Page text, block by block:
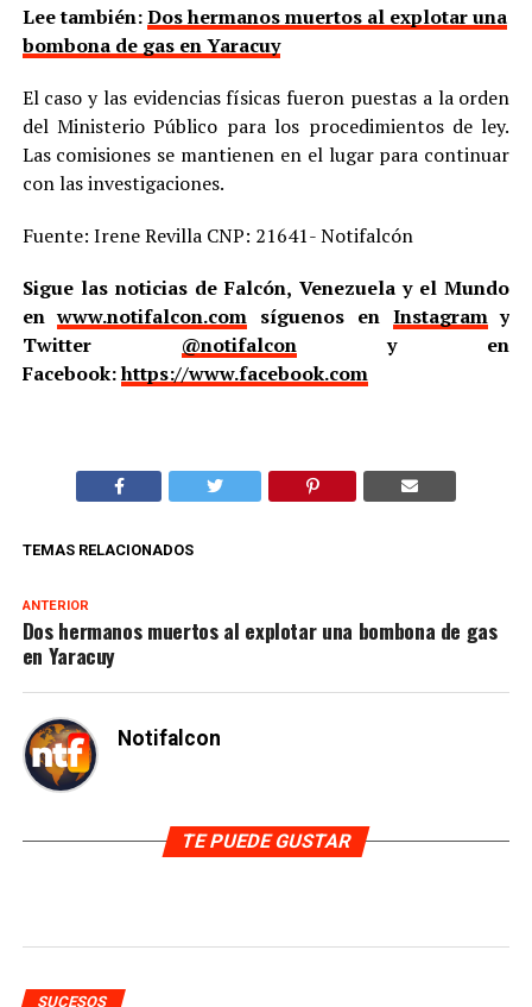
Lee también:Dos hermanos muertos al explotar una
bombona de gas en Yaracuy
El caso y las evidencias físicas fueron puestas a la orden
del Ministerio Público para los procedimientos de ley.
Las comisiones se mantienen en el lugar para continuar
con las investigaciones.
Fuente: Irene Revilla CNP: 21641- Notifalcón
Sigue las noticias de Falcón, Venezuela y el Mundo
enwww.notifalcon.com síguenos en Instagramy
Twitter @notifalcony en
Facebook:https://www.facebook.com
TEMAS RELACIONADOS
ANTERIOR
Dos hermanos muertos al explotar una bombona de gas
en Yaracuy
Notifalcon
TE PUEDE GUSTAR
SUCESOS